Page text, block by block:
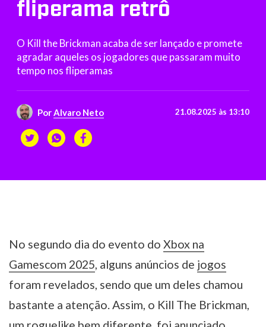
fliperama retrô
O Kill the Brickman acaba de ser lançado e promete
agradar aqueles os jogadores que passaram muito
tempo nos fliperamas
Por Alvaro Neto 21.08.2025 às 13:10
No segundo dia do evento do Xbox na
Gamescom 2025 , alguns anúncios de jogos
foram revelados, sendo que um deles chamou
bastante a atenção. Assim, o Kill The Brickman,